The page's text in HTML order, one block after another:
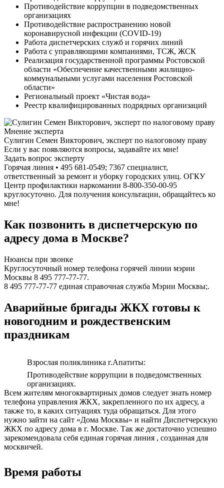
Противодействие коррупции в подведомственных
организациях
Противодействие распространению новой
коронавирусной инфекции (COVID-19)
Работа диспетчерских служб и горячих линий
Работа с управляющими компаниями, ТСЖ, ЖСК
Реализация государственной программы Ростовской
области «Обеспечение качественными жилищно-
коммунальными услугами населения Ростовской
области»
Региональный проект «Чистая вода»
Реестр квалифицированных подрядных организаций
Мнение эксперта
Сулигин Семен Викторович, эксперт по налоговому праву
Если у вас появляются вопросы, задавайте их мне!
Задать вопрос эксперту
Горячая линия • 495 681-0549; 7367 специалист,
ответственный за ремонт и уборку городских улиц. ОГКУ
Центр профилактики наркомании 8-800-350-00-95
круглосуточно. Для получения консультации, обращайтесь ко
мне!
Как позвонить в диспетчерскую по
адресу дома в Моcкве?
Нюансы при звонке
Круглосуточный номер телефона горячей линии мэрии
Москвы 8 495 777-77-77.
8 495 777-77-77 единая справочная служба Мэрии Москвы;.
Аварийные бригады ЖКХ готовы к
новогодним и рождественским
праздникам
Взрослая поликлиника г.Апатиты:
Противодействие коррупции в подведомственных
организациях.
Всем жителям многоквартирных домов следует знать номер
телефона управления ЖКХ, закрепленного по их адресу, а
также то, в каких ситуациях туда обращаться. Для этого
нужно зайти на сайт «Дома Москвы» и найти Диспетчерскую
ЖКХ по адресу дома в г. Москве. Так же достаточно успешно
зарекомендовала себя единая горячая линия , созданная для
москвичей.
Время работы